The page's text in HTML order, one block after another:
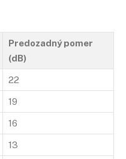
Predozadný pomer
(dB)
22
19
16
13